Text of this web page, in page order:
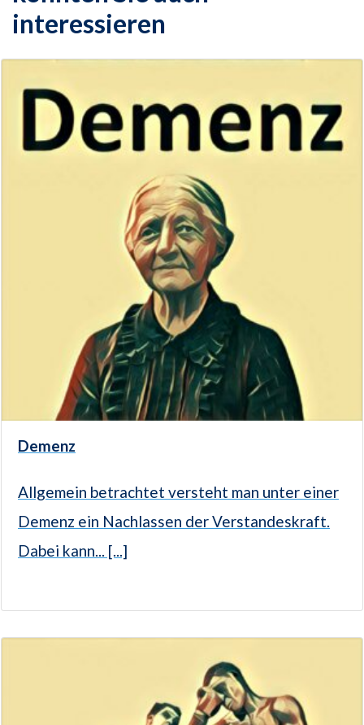
interessieren
Demenz
Allgemein betrachtet versteht man unter einer
Demenz ein Nachlassen der Verstandeskraft.
Dabei kann... [...]